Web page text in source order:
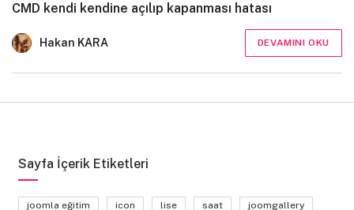
CMD kendi kendine açılıp kapanması hatası
Hakan KARA DEVAMINI OKU
Sayfa İçerik Etiketleri
joomla eğitim icon lise saat joomgallery